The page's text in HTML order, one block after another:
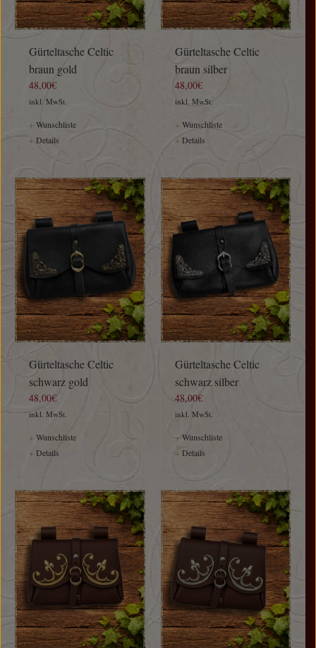
Gürteltasche Celtic
braun gold
48,00€
inkl. MwSt.
+ Wunschliste
+ Details
Gürteltasche Celtic
braun silber
48,00€
inkl. MwSt.
+ Wunschliste
+ Details
Gürteltasche Celtic
schwarz gold
48,00€
inkl. MwSt.
+ Wunschliste
+ Details
Gürteltasche Celtic
schwarz silber
48,00€
inkl. MwSt.
+ Wunschliste
+ Details